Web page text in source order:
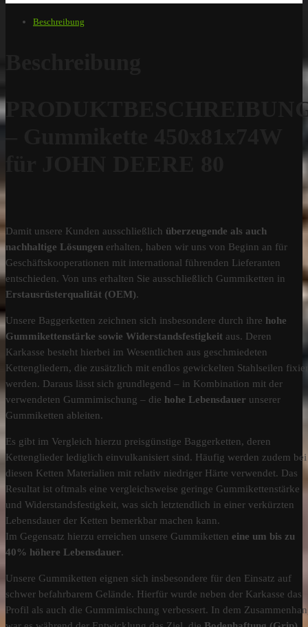
Beschreibung
Damit unsere Kunden ausschließlich überzeugende als auch
nachhaltige Lösungen erhalten, haben wir uns von Beginn an für
Geschäftskooperationen mit international führenden Lieferanten
entschieden. Von uns erhalten Sie ausschließlich Gummiketten in
Erstausrüsterqualität (OEM).
Unsere Baggerketten zeichnen sich insbesondere durch ihre hohe
Gummikettenstärke sowie Widerstandsfestigkeit aus. Deren
Karkasse besteht hierbei im Wesentlichen aus geschmiedeten
Kettengliedern, die zusätzlich mit endlos gewickelten Stahlseilen
werden. Daraus lässt sich grundlegend – in Kombination mit der
verwendeten Gummimischung – die hohe Lebensdauer unserer
Gummiketten ableiten.
Es gibt im Vergleich hierzu preisgünstige Baggerketten, deren
Kettenglieder lediglich einvulkanisiert sind. Häufig werden zudem bei
diesen Ketten Materialien mit relativ niedriger Härte verwendet. Das
Resultat ist oftmals eine vergleichsweise geringe Gummikettenstärke
und Widerstandsfestigkeit, was sich letztendlich in einer verkürzten
Lebensdauer der Ketten bemerkbar machen kann.
Im Gegensatz hierzu erreichen unsere Gummiketten eine um bis zu
40% höhere Lebensdauer.
Unsere Gummiketten eignen sich insbesondere für den Einsatz auf
schwer befahrbarem Gelände. Hierfür wurde neben der Karkasse das
Profil als auch die Gummimischung verbessert. In dem